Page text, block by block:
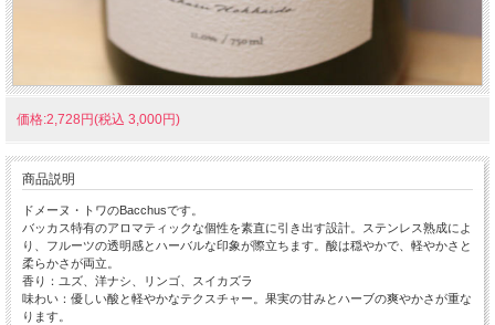
価格:2,728円(税込 3,000円)
商品説明
ドメーヌ・トワのBacchusです。
バッカス特有のアロマティックな個性を素直に引き出す設計。ステンレス熟成によ
り、フルーツの透明感とハーバルな印象が際立ちます。酸は穏やかで、軽やかさと
柔らかさが両立。
香り：ユズ、洋ナシ、リンゴ、スイカズラ
味わい：優しい酸と軽やかなテクスチャー。果実の甘みとハーブの爽やかさが重な
ります。